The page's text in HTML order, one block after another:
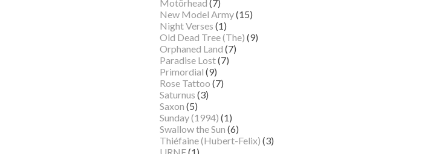
Motörhead (7)
New Model Army(15)
Night Verses (1)
Old Dead Tree (The) (9)
Orphaned Land (7)
Paradise Lost(7)
Primordial (9)
Rose Tattoo (7)
Saturnus (3)
Saxon (5)
Sunday (1994) (1)
Swallow the Sun (6)
Thiéfaine (Hubert-Felix) (3)